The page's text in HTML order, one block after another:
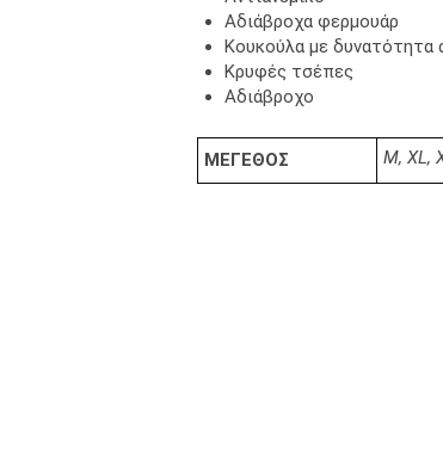
Αδιάβροχα φερμουάρ
Κουκούλα με δυνατότητα
Κρυφές τσέπες
Αδιάβροχο
ΜΕΓΕΘΟΣ M, XL,